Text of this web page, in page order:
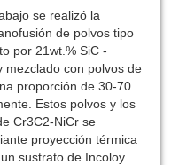
se realizó la
de polvos tipo
por 21wt.% SiC -
mezclado con polvos de
proporción de 30-70
Estos polvos y los
Cr3C2-NiCr se
proyección térmica
sustrato de Incoloy